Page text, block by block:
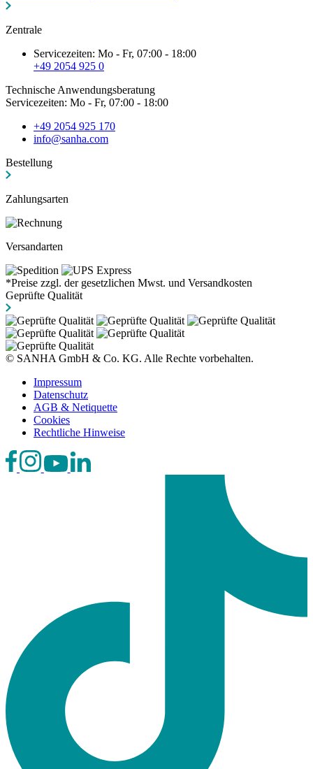
Zentrale
Servicezeiten: Mo - Fr, 07:00 - 18:00
+49 2054 925 0
Technische Anwendungsberatung
Servicezeiten: Mo - Fr, 07:00 - 18:00
+49 2054 925 170
info@sanha.com
Bestellung
Zahlungsarten
Versandarten
*Preise zzgl. der gesetzlichen Mwst. und Versandkosten
Geprüfte Qualität
© SANHA GmbH & Co. KG. Alle Rechte vorbehalten.
Impressum
Datenschutz
AGB & Netiquette
Cookies
Rechtliche Hinweise